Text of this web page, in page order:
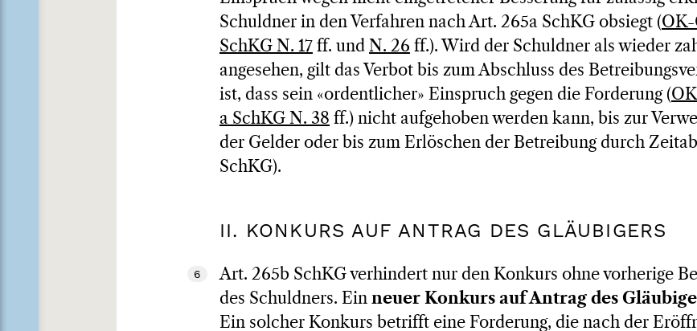
Schuldner in den Verfahren nach Art. 265a SchKG obsiegt (OK-
SchKG N. 17 ff. und N. 26 ff.). Wird der Schuldner als wieder
angesehen, gilt das Verbot bis zum Abschluss des
ist, dass sein «ordentlicher» Einspruch gegen die Forderung (
a SchKG N. 38 ff.) nicht aufgehoben werden kann, bis zur
der Gelder oder bis zum Erlöschen der Betreibung durch
SchKG).
II. KONKURS AUF ANTRAG DES GLÄUBIGERS
6
Art. 265b SchKG verhindert nur den Konkurs ohne vorherige
des Schuldners. Ein neuer Konkurs auf Antrag des
Ein solcher Konkurs betrifft eine Forderung, die nach der